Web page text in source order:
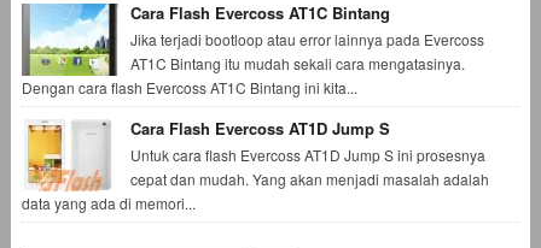
Cara Flash Evercoss AT1C Bintang
Jika terjadi bootloop atau error lainnya pada Evercoss
AT1C Bintang itu mudah sekali cara mengatasinya.
Dengan cara flash Evercoss AT1C Bintang ini kita...
Cara Flash Evercoss AT1D Jump S
Untuk cara flash Evercoss AT1D Jump S ini prosesnya
cepat dan mudah. Yang akan menjadi masalah adalah
data yang ada di memori...